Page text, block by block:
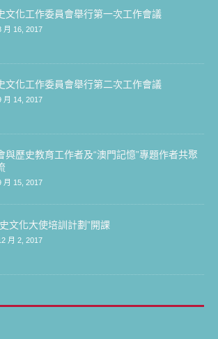
文化工作委員會舉行第一次工作會議
月 16, 2017
文化工作委員會舉行第二次工作會議
月 14, 2017
與歷史教育工作者及“澳門記憶”專題作者共聚
月 15, 2017
文化大使培訓計劃”開課
月 2, 2017